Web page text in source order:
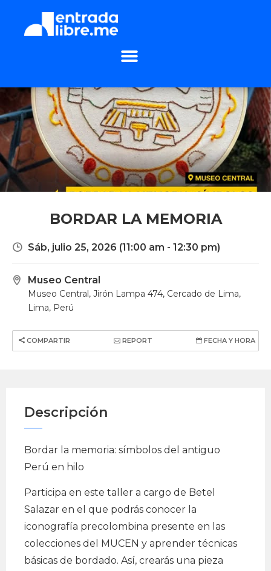
BORDAR LA MEMORIA
Sáb, julio 25, 2026 (11:00 am - 12:30 pm)
Museo Central
Museo Central, Jirón Lampa 474, Cercado de Lima,
Lima, Perú
COMPARTIR REPORT FECHA Y HORA
Descripción
Bordar la memoria: símbolos del antiguo
Perú en hilo
Participa en este taller a cargo de Betel
Salazar en el que podrás conocer la
iconografía precolombina presente en las
colecciones del MUCEN y aprender técnicas
básicas de bordado. Así, crearás una pieza